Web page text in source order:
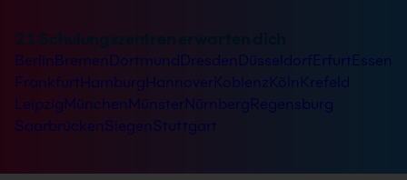
21 Schulungszentren erwarten dich
Berlin Bremen Dortmund ErfurtEssen
FrankfurtHamburgHannover
Krefeld
LeipzigMünchen Münster
SaarbrückenSiegen Stuttgart